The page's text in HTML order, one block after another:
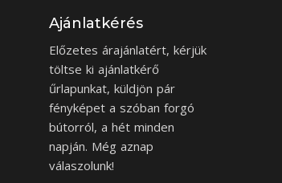
Ajánlatkérés
Előzetes árajánlatért, kérjük
töltse ki ajánlatkérő
űrlapunkat, küldjön pár
fényképet a szóban forgó
bútorról, a hét minden
napján. Még aznap
válaszolunk!